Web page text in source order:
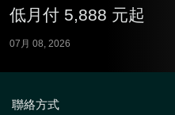
低月付 5,888 元起
07月 08, 2026
聯絡方式